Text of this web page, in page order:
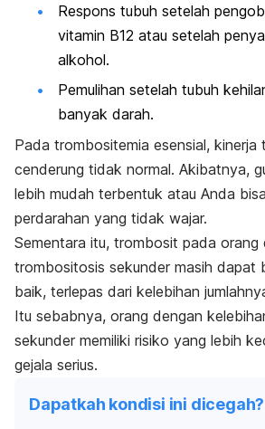
Respons tubuh setelah
vitamin B12 atau setelah
alkohol.
Pemulihan setelah tubuh
banyak darah.
Pada trombositemia esensial, kinerja
cenderung tidak normal. Akibatnya,
lebih mudah terbentuk atau Anda
perdarahan yang tidak wajar.
Sementara itu, trombosit pada orang
trombositosis sekunder masih dapat
baik, terlepas dari kelebihan
Itu sebabnya, orang dengan
sekunder memiliki risiko yang lebih
gejala serius.
Dapatkah kondisi ini dicegah?